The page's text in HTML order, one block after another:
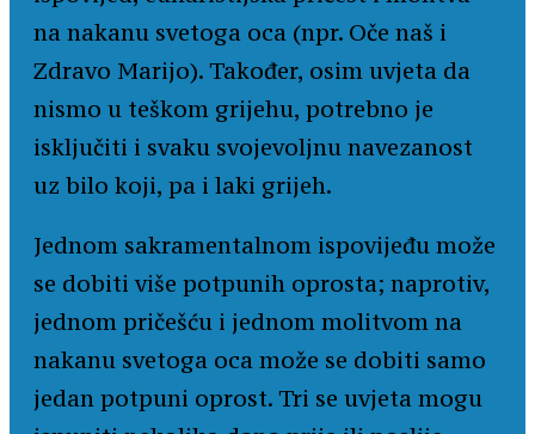
na nakanu svetoga oca (npr. Oče naš i
Zdravo Marijo). Također, osim uvjeta da
nismo u teškom grijehu, potrebno je
isključiti i svaku svojevoljnu navezanost
uz bilo koji, pa i laki grijeh.
Jednom sakramentalnom ispovijeđu može
se dobiti više potpunih oprosta; naprotiv,
jednom pričešću i jednom molitvom na
nakanu svetoga oca može se dobiti samo
jedan potpuni oprost. Tri se uvjeta mogu